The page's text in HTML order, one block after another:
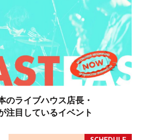
のライブハウス店長・
注目しているイベント